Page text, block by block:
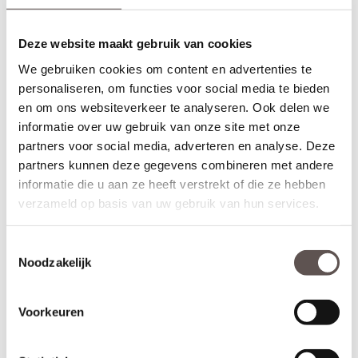
Deze website maakt gebruik van cookies
We gebruiken cookies om content en advertenties te
personaliseren, om functies voor social media te bieden
en om ons websiteverkeer te analyseren. Ook delen we
informatie over uw gebruik van onze site met onze
partners voor social media, adverteren en analyse. Deze
partners kunnen deze gegevens combineren met andere
informatie die u aan ze heeft verstrekt of die ze hebben
verzameld op basis van uw gebruik van hun services.
Noodzakelijk
Voorkeuren